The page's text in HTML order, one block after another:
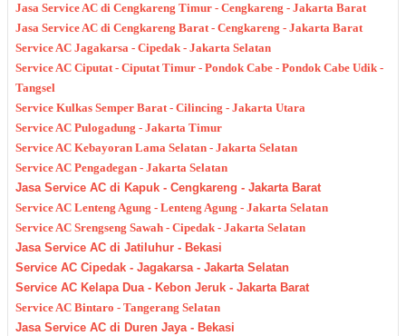
Jasa Service AC di Cengkareng Timur - Cengkareng - Jakarta Barat
Jasa Service AC di Cengkareng Barat - Cengkareng - Jakarta Barat
Service AC Jagakarsa - Cipedak - Jakarta Selatan
Service AC Ciputat - Ciputat Timur - Pondok Cabe - Pondok Cabe Udik -
Tangsel
Service Kulkas Semper Barat - Cilincing - Jakarta Utara
Service AC Pulogadung - Jakarta Timur
Service AC Kebayoran Lama Selatan - Jakarta Selatan
Service AC Pengadegan - Jakarta Selatan
Jasa Service AC di Kapuk - Cengkareng - Jakarta Barat
Service AC Lenteng Agung - Lenteng Agung - Jakarta Selatan
Service AC Srengseng Sawah - Cipedak - Jakarta Selatan
Jasa Service AC di Jatiluhur - Bekasi
Service AC Cipedak - Jagakarsa - Jakarta Selatan
Service AC Kelapa Dua - Kebon Jeruk - Jakarta Barat
Service AC Bintaro - Tangerang Selatan
Jasa Service AC di Duren Jaya - Bekasi